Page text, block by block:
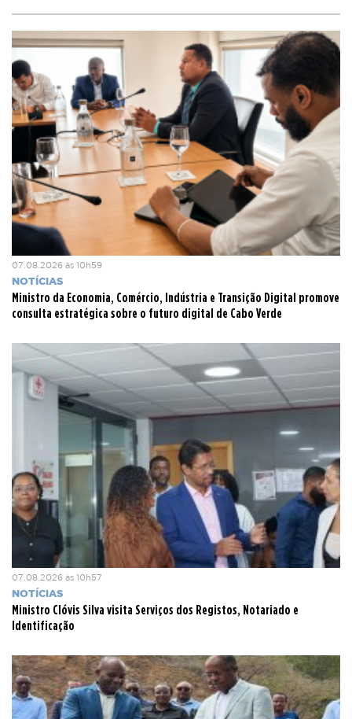
07.08.2026 às 10h59
NOTÍCIAS
Ministro da Economia, Comércio, Indústria e Transição Digital promove
consulta estratégica sobre o futuro digital de Cabo Verde
07.08.2026 às 10h57
NOTÍCIAS
Ministro Clóvis Silva visita Serviços dos Registos, Notariado e
Identificação